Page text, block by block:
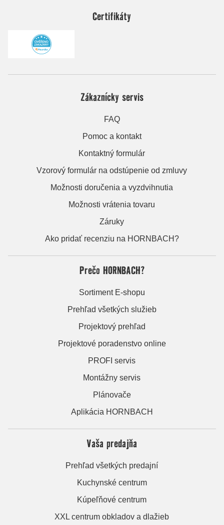
Certifikáty
Zákaznícky servis
FAQ
Pomoc a kontakt
Kontaktný formulár
Vzorový formulár na odstúpenie od zmluvy
Možnosti doručenia a vyzdvihnutia
Možnosti vrátenia tovaru
Záruky
Ako pridať recenziu na HORNBACH?
Prečo HORNBACH?
Sortiment E-shopu
Prehľad všetkých služieb
Projektový prehľad
Projektové poradenstvo online
PROFI servis
Montážny servis
Plánovače
Aplikácia HORNBACH
Vaša predajňa
Prehľad všetkých predajní
Kuchynské centrum
Kúpeľňové centrum
XXL centrum obkladov a dlažieb